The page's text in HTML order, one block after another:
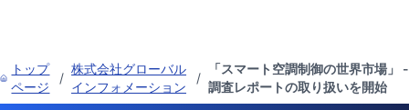
トップ
ページ
/
株式会社グローバル
インフォメーション
/
「スマート空調制御の世界市場」 -
調査レポートの取り扱いを開始